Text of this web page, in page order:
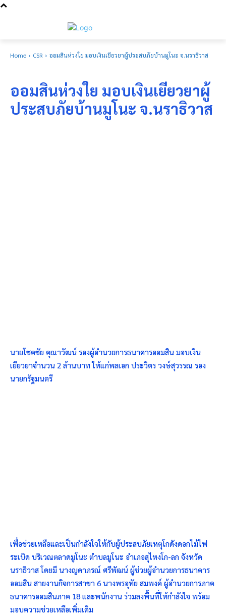
Home CSR ออมสินห่วงใย มอบเงินเยียวยาผู้ประสบภัยบ้านมูโนะ จ.นราธิวาส
ออมสินห่วงใย มอบเงินเยียวยาผู้
ประสบภัยบ้านมูโนะ จ.นราธิวาส
นายโชคชัย คุณาวัฒน์ รองผู้อำนวยการธนาคารออมสิน มอบเงิน
เยียวยาจำนวน 2 ล้านบาท ให้แก่พลเอก ประวิตร วงษ์สุวรรณ รอง
นายกรัฐมนตรี
เพื่อช่วยเหลือและเป็นกำลังใจให้กับผู้ประสบภัยเหตุโกดังดอกไม้ไฟ
ระเบิด บริเวณตลาดมูโนะ ตำบลมูโนะ อำเภอสุไหงโก-ลก จังหวัด
นราธิวาส โดยมี นางญดาภรณ์ ศรีพัฒน์ ผู้ช่วยผู้อำนวยการธนาคาร
ออมสิน สายงานกิจการสาขา 6 นางพรอุทัย สมพงค์ ผู้อำนวยการภาค
ธนาคารออมสินภาค 18 และพนักงาน ร่วมลงพื้นที่ให้กำลังใจ พร้อม
มอบความช่วยเหลือเพิ่มเติม